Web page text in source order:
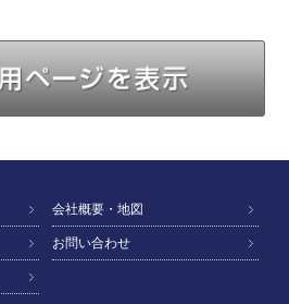
会社概要・地図
お問い合わせ